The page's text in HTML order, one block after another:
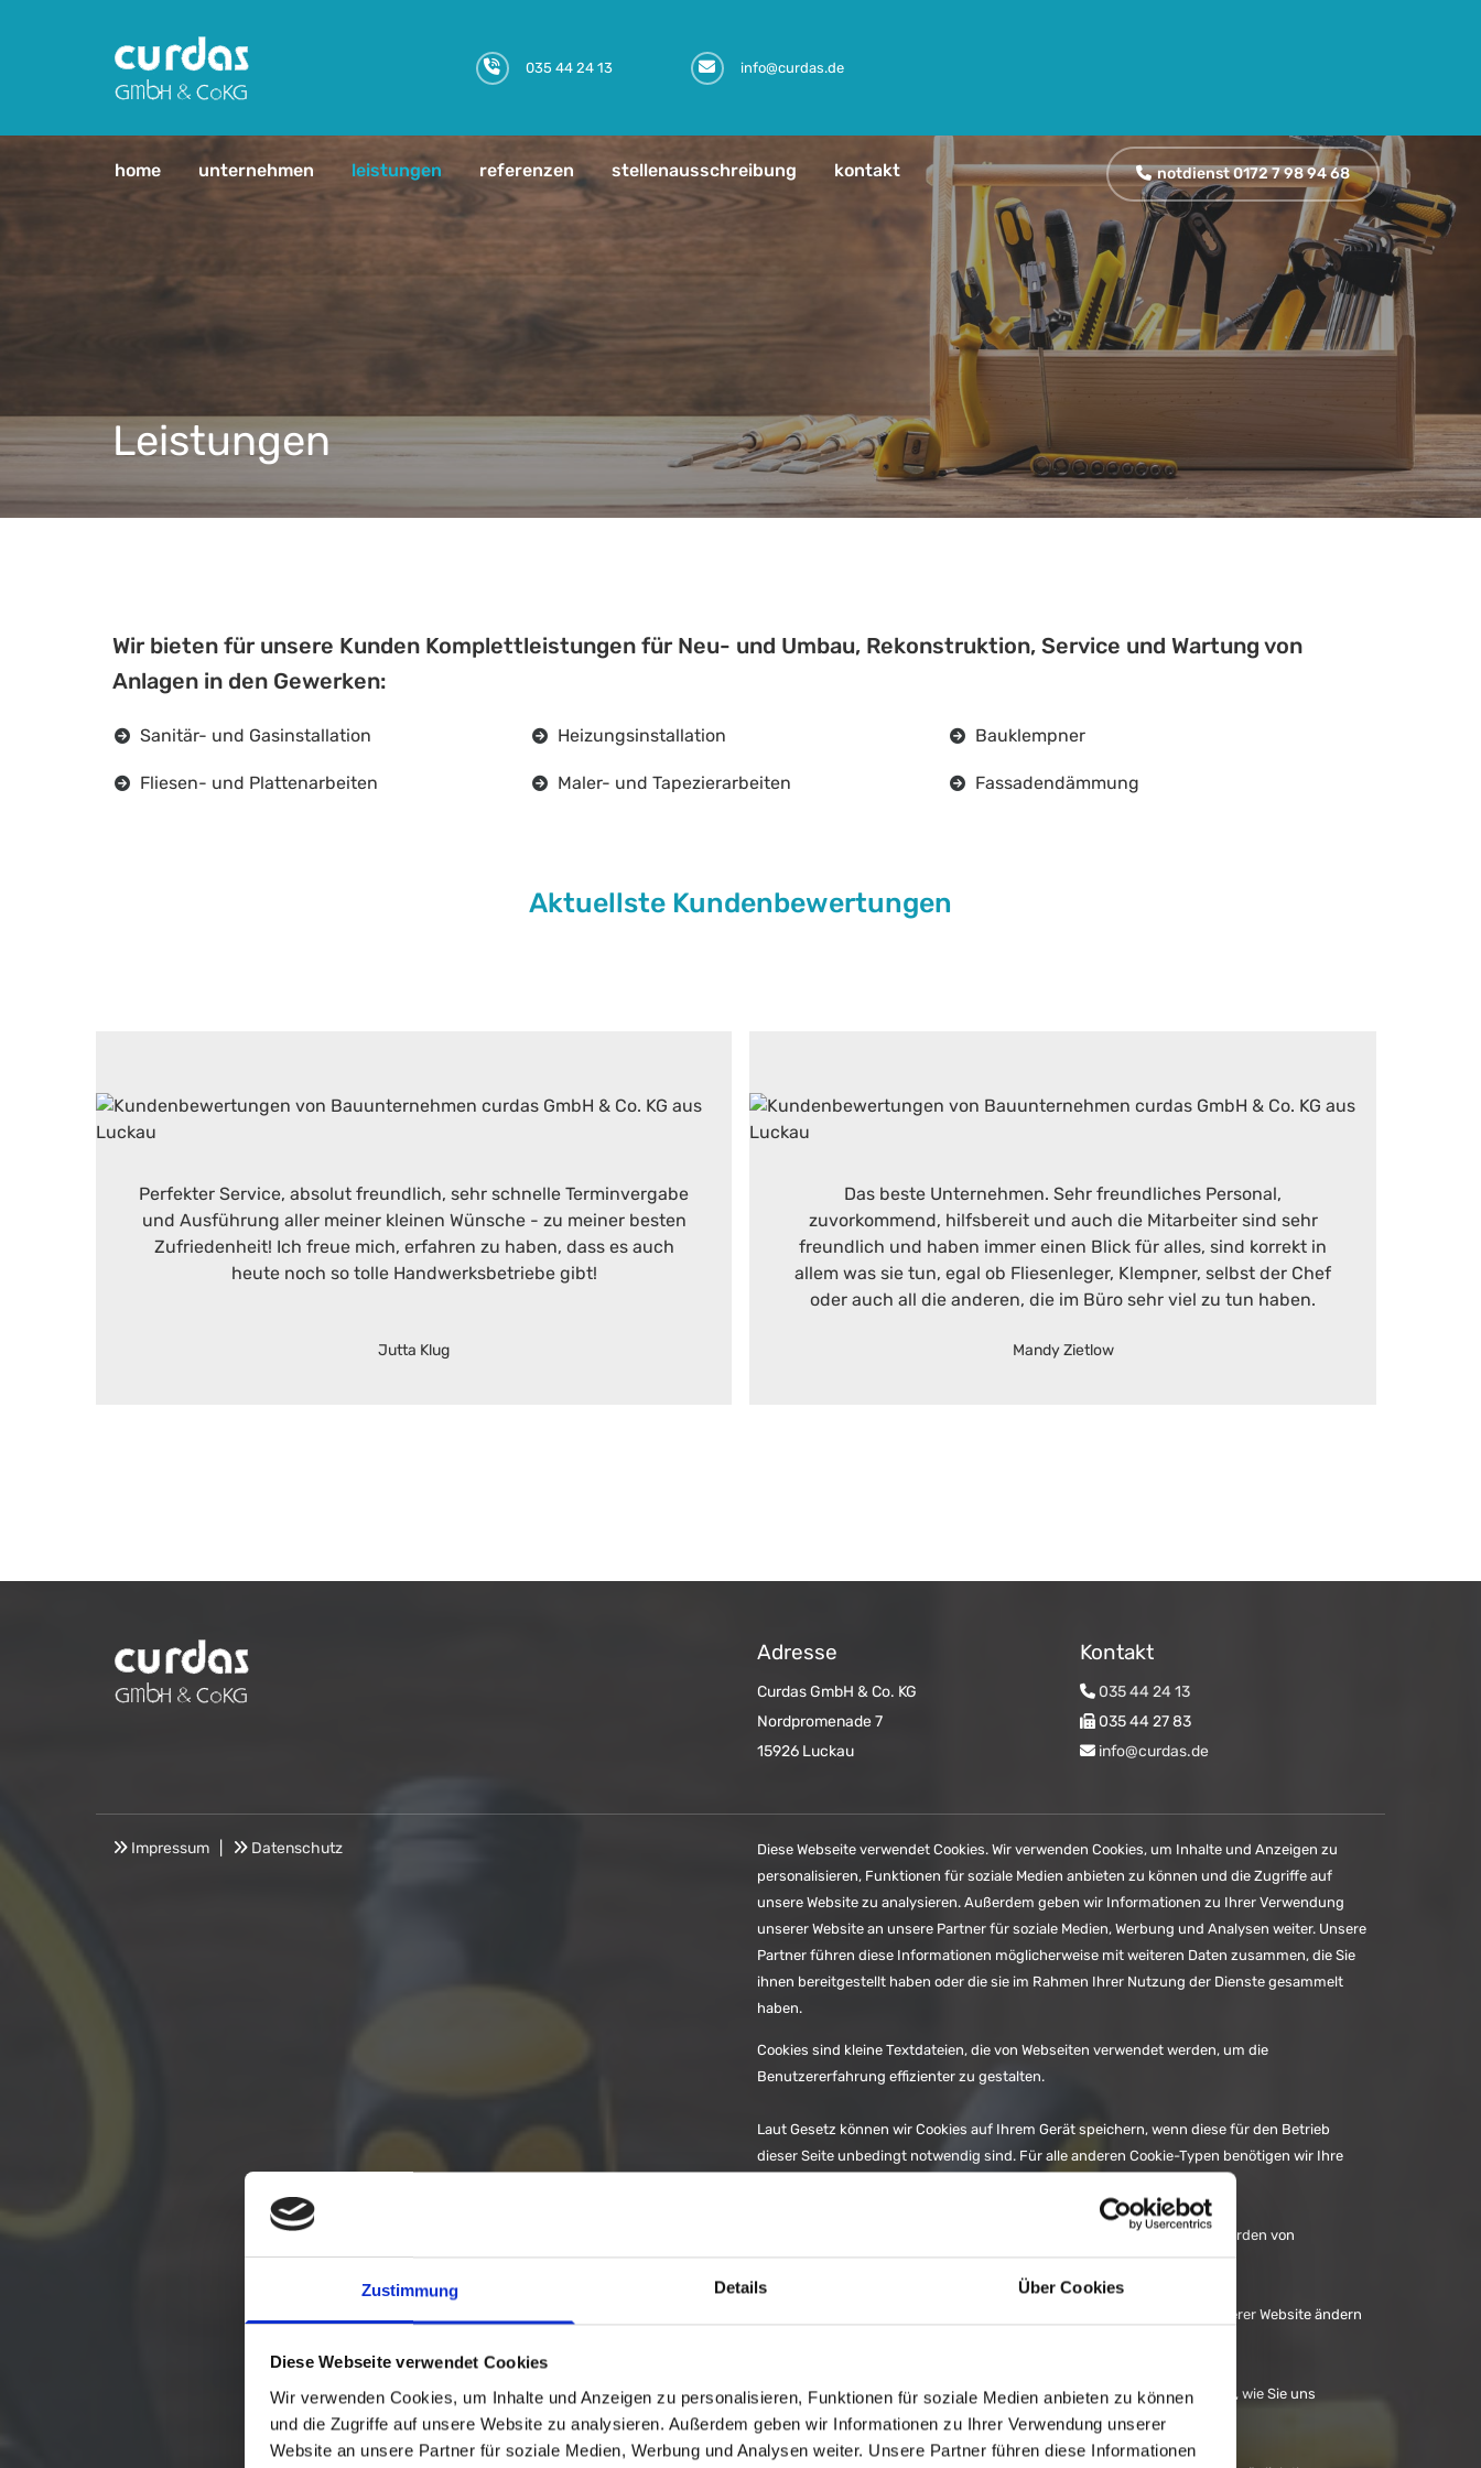
Zustimmung Details Über Cookies
Diese Webseite verwendet Cookies
Wir verwenden Cookies, um Inhalte und Anzeigen zu personalisieren, Funktionen für soziale Medien anbieten zu können
und die Zugriffe auf unsere Website zu analysieren. Außerdem geben wir Informationen zu Ihrer Verwendung unserer
Website an unsere Partner für soziale Medien, Werbung und Analysen weiter. Unsere Partner führen diese Informationen
035 44 24 13 info@curdas.de
home unternehmen leistungen referenzen stellenausschreibung kontakt notdienst 0172 7 98 94 68
Leistungen
Wir bieten für unsere Kunden Komplettleistungen für Neu- und Umbau, Rekonstruktion, Service und Wartung von
Anlagen in den Gewerken:
Sanitär- und Gasinstallation Heizungsinstallation Bauklempner
Fliesen- und Plattenarbeiten Maler- und Tapezierarbeiten Fassadendämmung
Aktuellste Kundenbewertungen
Perfekter Service, absolut freundlich, sehr schnelle Terminvergabe
und Ausführung aller meiner kleinen Wünsche - zu meiner besten
Zufriedenheit! Ich freue mich, erfahren zu haben, dass es auch
heute noch so tolle Handwerksbetriebe gibt!
Jutta Klug
Das beste Unternehmen. Sehr freundliches Personal,
zuvorkommend, hilfsbereit und auch die Mitarbeiter sind sehr
freundlich und haben immer einen Blick für alles, sind korrekt in
allem was sie tun, egal ob Fliesenleger, Klempner, selbst der Chef
oder auch all die anderen, die im Büro sehr viel zu tun haben.
Mandy Zietlow
Adresse
Curdas GmbH & Co. KG
Nordpromenade 7
15926 Luckau
Kontakt
 035 44 24 13
035 44 27 83
 info@curdas.de
 Impressum  Datenschutz
Diese Webseite verwendet Cookies. Wir verwenden Cookies, um Inhalte und Anzeigen zu
personalisieren, Funktionen für soziale Medien anbieten zu können und die Zugriffe auf
unsere Website zu analysieren. Außerdem geben wir Informationen zu Ihrer Verwendung
unserer Website an unsere Partner für soziale Medien, Werbung und Analysen weiter. Unsere
Partner führen diese Informationen möglicherweise mit weiteren Daten zusammen, die Sie
ihnen bereitgestellt haben oder die sie im Rahmen Ihrer Nutzung der Dienste gesammelt
haben.
Cookies sind kleine Textdateien, die von Webseiten verwendet werden, um die
Benutzererfahrung effizienter zu gestalten.
Laut Gesetz können wir Cookies auf Ihrem Gerät speichern, wenn diese für den Betrieb
dieser Seite unbedingt notwendig sind. Für alle anderen Cookie-Typen benötigen wir Ihre
Diese Seite verwendet unterschiedliche Cookie-Typen. Einige Cookies werden von
Drittparteien platziert, die auf unseren Seiten erscheinen.
Sie können Ihre Einwilligung jederzeit von der Cookie-Erklärung auf unserer Website ändern
Erfahren Sie in unserer Datenschutzrichtlinie mehr darüber, wer wir sind, wie Sie uns
kontaktieren können und wie wir personenbezogene Daten verarbeiten.